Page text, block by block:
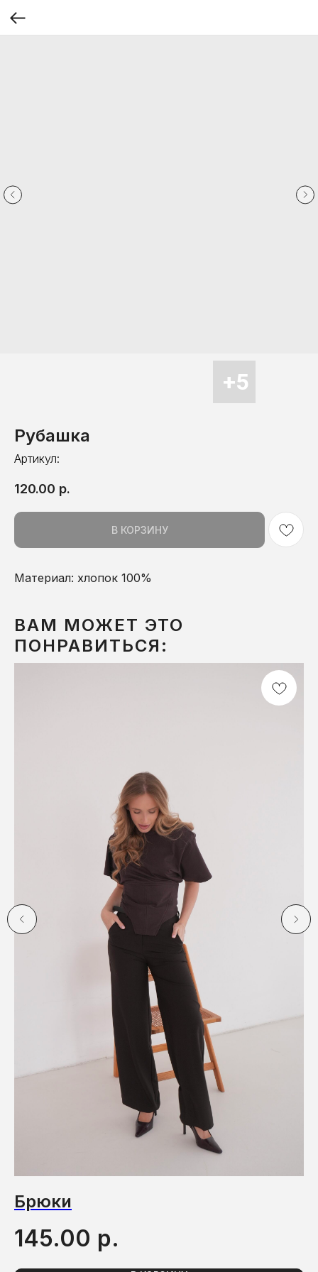
Рубашка
Артикул:
120.00 р.
В КОРЗИНУ
Материал: хлопок 100%
ВАМ МОЖЕТ ЭТО
ПОНРАВИТЬСЯ:
Брюки
145.00 р.